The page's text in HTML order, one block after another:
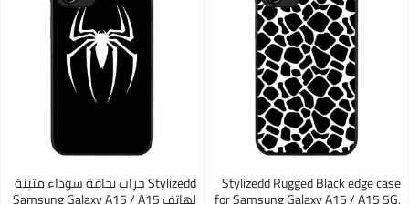
Stylizedd Rugged Black edge case
for Samsung Galaxy A15 / A15 5G,
Stylizedd جراب بحافة سوداء متينة
لهاتف Samsung Galaxy A15 / A15